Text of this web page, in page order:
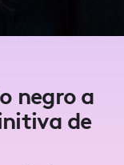
negro a
de